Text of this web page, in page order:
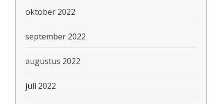
oktober 2022
september 2022
augustus 2022
juli 2022